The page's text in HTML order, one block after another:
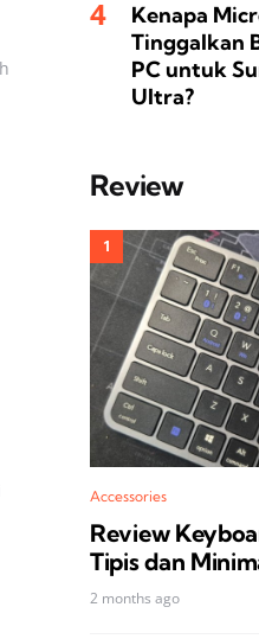
Kenapa
Tinggalkan
PC untuk
Ultra?
Review
Accessories
Review
Tipis dan
2 months ago